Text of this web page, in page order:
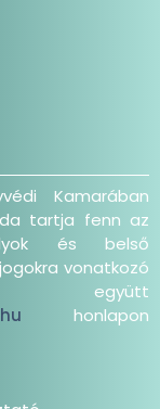
Kamarában
tartja fenn az
és belső
vonatkozó
együtt
honlapon